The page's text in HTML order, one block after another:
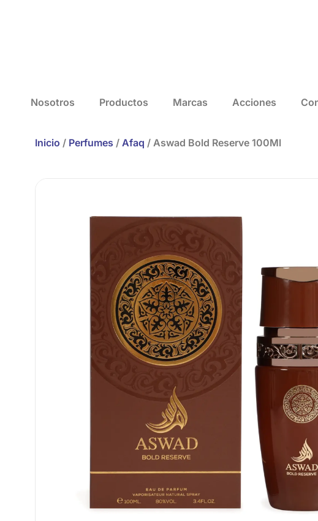
Nosotros Productos Marcas Acciones
Inicio / Perfumes / Afaq / Aswad Bold Reserve 100Ml